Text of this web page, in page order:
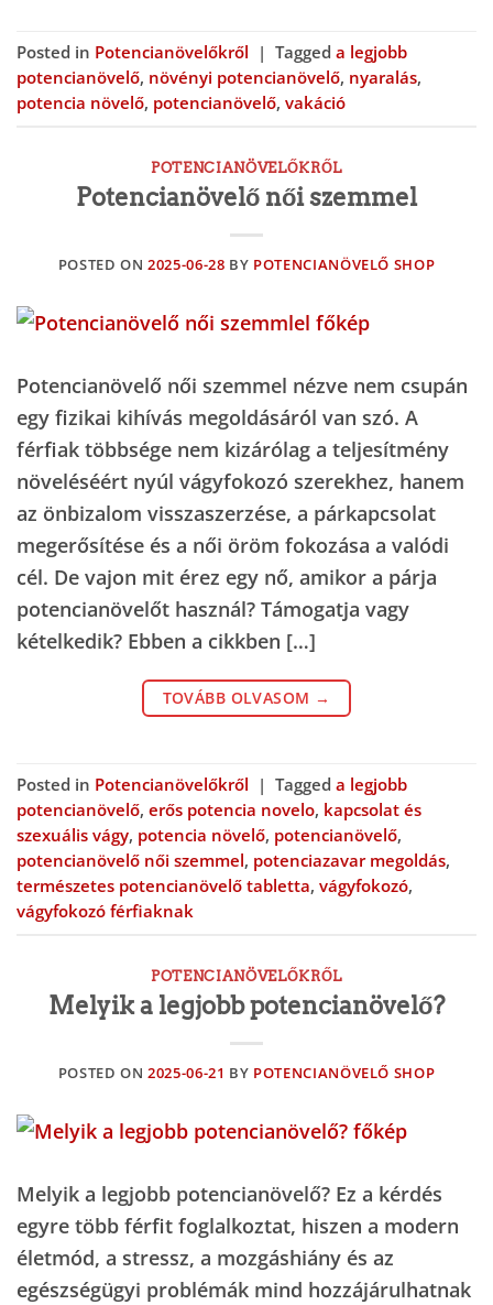
Posted in Potencianövelőkről | Tagged a legjobb
potencianövelő, növényi potencianövelő, nyaralás,
potencia növelő, potencianövelő, vakáció
POTENCIANÖVELŐKRŐL
Potencianövelő női szemmel
POSTED ON2025-06-28 BY POTENCIANÖVELŐ SHOP
Potencianövelő női szemmel nézve nem csupán
egy fizikai kihívás megoldásáról van szó. A
férfiak többsége nem kizárólag a teljesítmény
növeléséért nyúl vágyfokozó szerekhez, hanem
az önbizalom visszaszerzése, a párkapcsolat
megerősítése és a női öröm fokozása a valódi
cél. De vajon mit érez egy nő, amikor a párja
potencianövelőt használ? Támogatja vagy
kételkedik? Ebben a cikkben […]
TOVÁBB OLVASOM →
Posted in Potencianövelőkről | Tagged a legjobb
potencianövelő, erős potencia novelo, kapcsolat és
szexuális vágy, potencia növelő, potencianövelő,
potencianövelő női szemmel, potenciazavar megoldás,
természetes potencianövelő tabletta, vágyfokozó,
vágyfokozó férfiaknak
POTENCIANÖVELŐKRŐL
Melyik a legjobb potencianövelő?
POSTED ON2025-06-21 BY POTENCIANÖVELŐ SHOP
Melyik a legjobb potencianövelő? Ez a kérdés
egyre több férfit foglalkoztat, hiszen a modern
életmód, a stressz, a mozgáshiány és az
egészségügyi problémák mind hozzájárulhatnak